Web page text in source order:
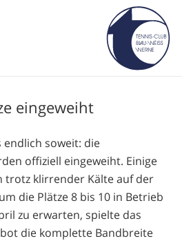
eingeweiht
endlich soweit: die
offiziell eingeweiht. Einige
trotz klirrender Kälte auf der
die Plätze 8 bis 10 in Betrieb
zu erwarten, spielte das
die komplette Bandbreite